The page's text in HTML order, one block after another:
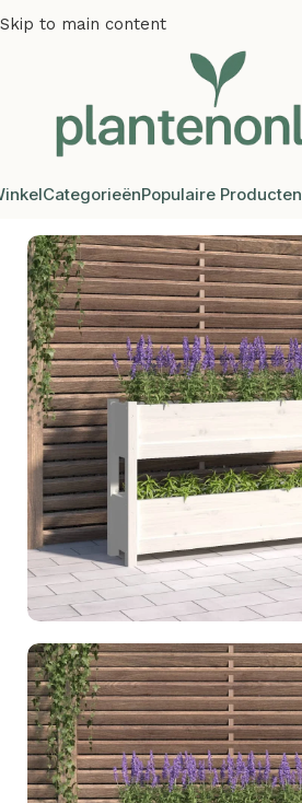
Skip to main content
CategorieënPopulaire Producten
Plantenbakken